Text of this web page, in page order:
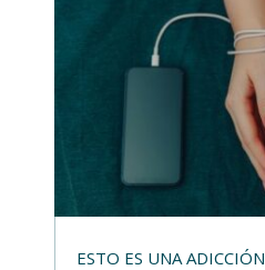
ESTO ES UNA ADICCIÓN